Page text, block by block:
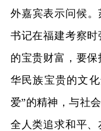
外嘉宾表示问候。
书记在福建考察
的宝贵财富，要
华民族宝贵的文
爱”的精神，与社
全人类追求和平